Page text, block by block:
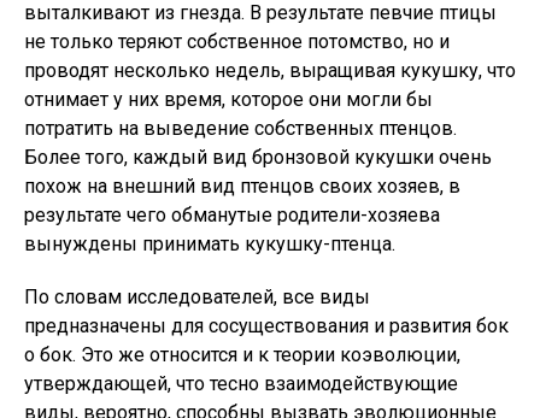
выталкивают из гнезда. В результате певчие птицы
не только теряют собственное потомство, но и
проводят несколько недель, выращивая кукушку, что
отнимает у них время, которое они могли бы
потратить на выведение собственных птенцов.
Более того, каждый вид бронзовой кукушки очень
похож на внешний вид птенцов своих хозяев, в
результате чего обманутые родители-хозяева
вынуждены принимать кукушку-птенца.
По словам исследователей, все виды
предназначены для сосуществования и развития бок
о бок. Это же относится и к теории коэволюции,
утверждающей, что тесно взаимодействующие
виды, вероятно, способны вызвать эволюционные